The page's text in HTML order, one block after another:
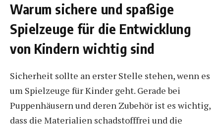
Warum sichere und spaßige
Spielzeuge für die Entwicklung
von Kindern wichtig sind
Sicherheit sollte an erster Stelle stehen, wenn es
um Spielzeuge für Kinder geht. Gerade bei
Puppenhäusern und deren Zubehör ist es wichtig,
dass die Materialien schadstofffrei und die